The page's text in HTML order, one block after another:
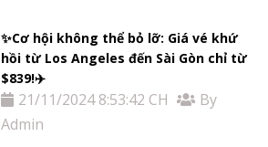
✨Cơ hội không thể bỏ lỡ: Giá vé khứ
hồi từ Los Angeles đến Sài Gòn chỉ từ
$839!✈️
21/11/2024 8:53:42 CH
By
Admin